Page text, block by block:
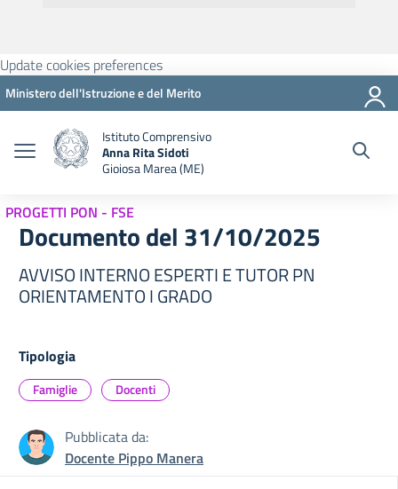
Update cookies preferences
Ministero dell'Istruzione e del Merito
Istituto Comprensivo
Anna Rita Sidoti
Gioiosa Marea (ME)
PROGETTI PON - FSE
Documento del 31/10/2025
AVVISO INTERNO ESPERTI E TUTOR PN
ORIENTAMENTO I GRADO
Tipologia
Famiglie Docenti
Pubblicata da:
Docente Pippo Manera